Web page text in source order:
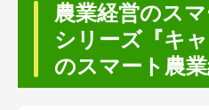
プレミアムサ
プレミアム
農業経営のスマ
シリーズ『キ
のスマート農